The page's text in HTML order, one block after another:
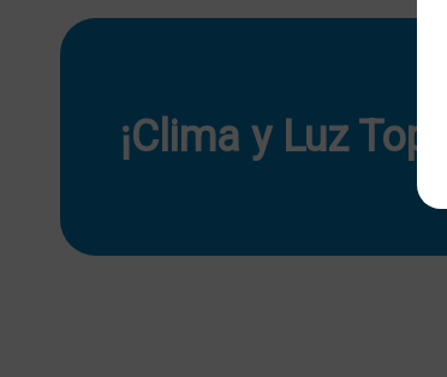
¡Clima y Luz Top!